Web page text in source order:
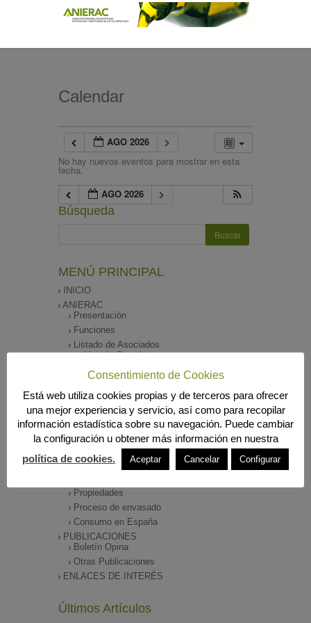
Calendar
AGO 2026
No hay nuevos eventos para mostrar en esta
fecha.
AGO 2026
Búsqueda
MENÚ PRINCIPAL
INICIO
ANIERAC
Presentación
Funciones
Listado de Asociados
Listado Completo
Como asociarse
SALA DE PRENSA
Notas de Prensa
Archivos Corporativos
GALERÍA DE IMÁGENES
CONTACTO
ENVASADO DE ACEITE
Propiedades
Proceso de envasado
Consumo en España
PUBLICACIONES
Boletín Opina
Otras Publicaciones
ENLACES DE INTERÉS
Últimos Artículos
Consentimiento de Cookies
Está web utiliza cookies propias y de terceros para ofrecer
una mejor experiencia y servicio, así como para recopilar
información estadística sobre su navegación. Puede cambiar
la configuración u obtener más información en nuestra
política de cookies.
Aceptar Cancelar Configurar